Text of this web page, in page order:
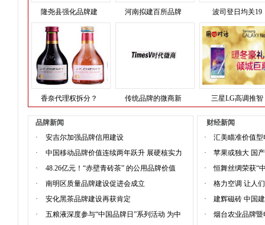
隆尧县强化品牌建 河南拟建百所品牌 波司登日均关19
香奈代理权拆分？ 传统品牌的微商新 三星LG高调推智
品牌新闻
·
安吉尔加强品牌信用建设
·
中国移动品牌价值连续两年跃升 展硬核实力
·
48.26亿元！“赤壁青砖茶” 的公用品牌价值
·
南明区质量品牌建设促进会成立
·
安化黑茶品牌建设再获肯定
·
五粮液深度参与“中国品牌日”系列活动 为中
财经新闻
·
汇美瞄准价值
·
苹果或独大 国
·
恒舞丝绸荣获“
·
格力空调 让人
·
建辉磁砖 中国
·
烟台农业品牌